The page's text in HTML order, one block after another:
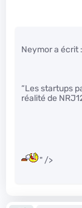
Neymor a écrit :
“Les startups
réalité de
" />